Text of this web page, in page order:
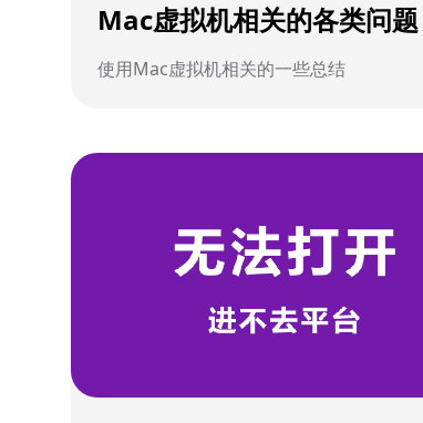
Mac虚拟机相关的各类问题
使用Mac虚拟机相关的一些总结